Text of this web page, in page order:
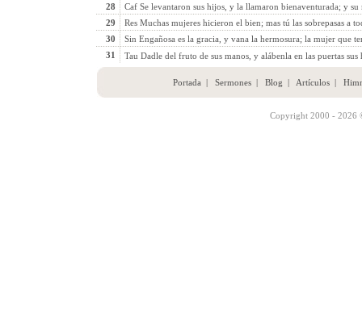
28
Caf Se levantaron sus hijos, y la llamaron bienaventurada; y
29
Res Muchas mujeres hicieron el bien; mas tú las sobrepasas a
30
Sin Engañosa es la gracia, y vana la hermosura; la mujer que
31
Tau Dadle del fruto de sus manos, y alábenla en las puertas sus
Portada | Sermones| Blog | Artículos|
Copyright 2000 - 2026